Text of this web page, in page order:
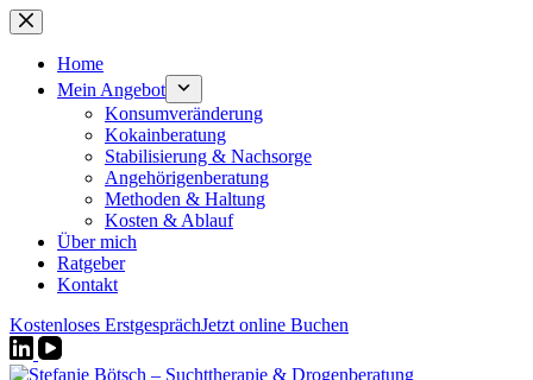
Zum
Inhalt
springenHome
Mein Angebot
Konsumveränderung
Kokainberatung
Stabilisierung & Nachsorge
Angehörigenberatung
Methoden & Haltung
Kosten & Ablauf
Über mich
Ratgeber
Kontakt
Kostenloses ErstgesprächJetzt online Buchen